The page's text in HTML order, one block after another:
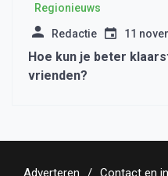
Regionieuws
Redactie 11
Hoe kun je beter
vrienden?